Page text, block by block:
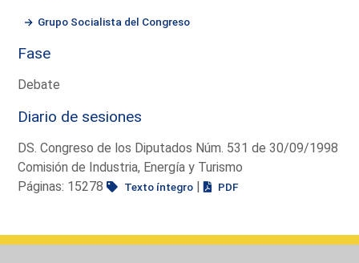
Grupo Socialista del Congreso
Fase
Debate
Diario de sesiones
DS. Congreso de los Diputados Núm. 531 de 30/09/1998
Comisión de Industria, Energía y Turismo
Páginas: 15278
Texto íntegro | PDF